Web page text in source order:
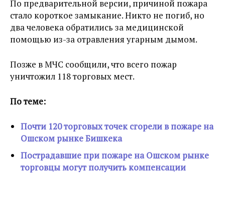
По предварительной версии, причиной пожара
стало короткое замыкание. Никто не погиб, но
два человека обратились за медицинской
помощью из-за отравления угарным дымом.
Позже в МЧС сообщили, что всего пожар
уничтожил 118 торговых мест.
По теме:
Почти 120 торговых точек сгорели в пожаре на
Ошском рынке Бишкека
Пострадавшие при пожаре на Ошском рынке
торговцы могут получить компенсации